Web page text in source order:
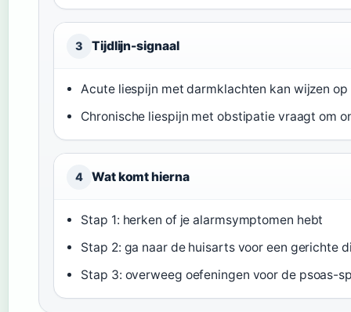
3 Tijdlijn-signaal
Acute liespijn met darmklachten kan wijzen
Chronische liespijn met obstipatie vraagt om
4 Wat komt hierna
Stap 1: herken of je alarmsymptomen hebt
Stap 2: ga naar de huisarts voor een gerichte
Stap 3: overweeg oefeningen voor de psoas-